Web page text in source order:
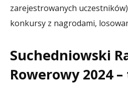
zarejestrowanych
konkursy z nagrodami,
Suchedniowski
Rowerowy 2024